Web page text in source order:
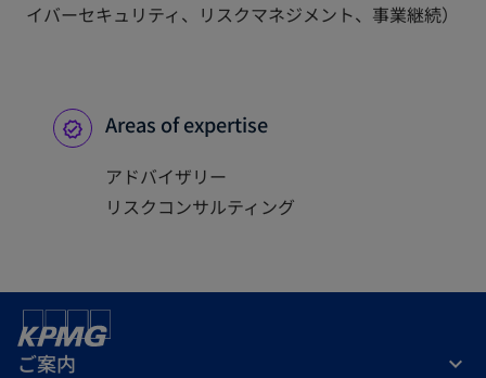
イバーセキュリティ、リスクマネジメント、事業継続）
Areas of expertise
アドバイザリー
リスクコンサルティング
ご案内